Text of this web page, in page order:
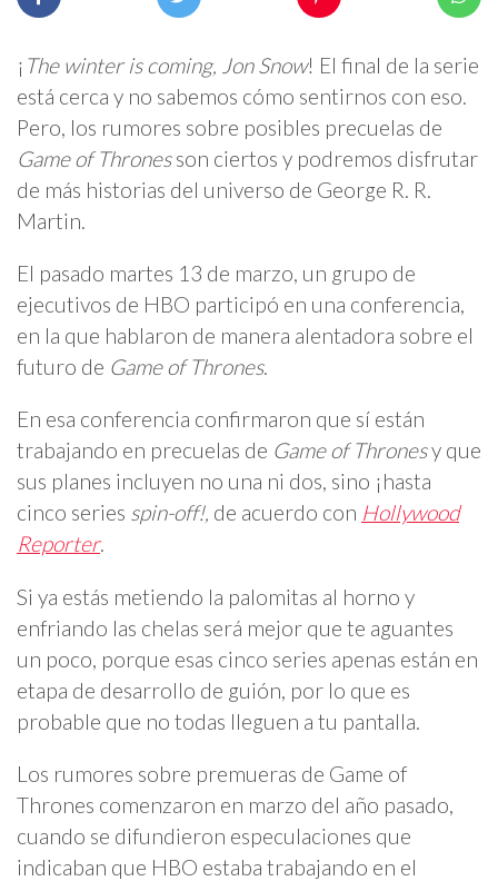
¡ The winter is coming, Jon Snow! El final de la serie
está cerca y no sabemos cómo sentirnos con eso.
Pero, los rumores sobre posibles precuelas de
Game of Thronesson ciertos y podremos disfrutar
de más historias del universo de George R. R.
Martin.
El pasado martes 13 de marzo, un grupo de
ejecutivos de HBO participó en una conferencia,
en la que hablaron de manera alentadora sobre el
futuro de Game of Thrones.
En esa conferencia confirmaron que sí están
trabajando en precuelas de Game of Thronesy que
sus planes incluyen no una ni dos, sino ¡hasta
cinco series spin-off!, de acuerdo con Hollywood
Reporter.
Si ya estás metiendo la palomitas al horno y
enfriando las chelas será mejor que te aguantes
un poco, porque esas cinco series apenas están en
etapa de desarrollo de guión, por lo que es
probable que no todas lleguen a tu pantalla.
Los rumores sobre premueras de Game of
Thrones comenzaron en marzo del año pasado,
cuando se difundieron especulaciones que
indicaban que HBO estaba trabajando en el